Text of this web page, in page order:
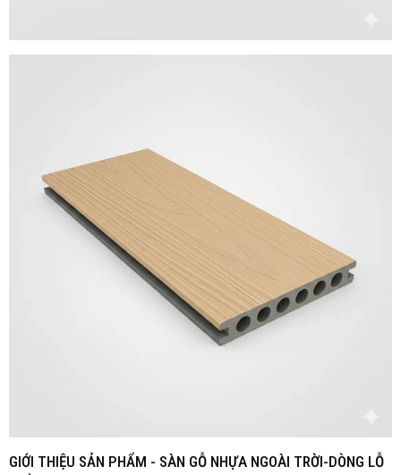
GIỚI THIỆU SẢN PHẨM - SÀN GỖ NHỰA NGOÀI TRỜI-DÒNG LỖ